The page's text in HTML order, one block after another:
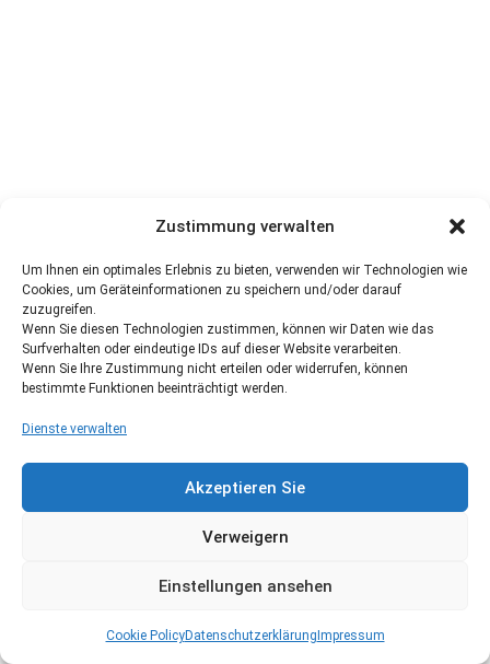
Zustimmung verwalten
Um Ihnen ein optimales Erlebnis zu bieten, verwenden wir Technologien wie
Cookies, um Geräteinformationen zu speichern und/oder darauf
zuzugreifen.
Wenn Sie diesen Technologien zustimmen, können wir Daten wie das
Surfverhalten oder eindeutige IDs auf dieser Website verarbeiten.
Wenn Sie Ihre Zustimmung nicht erteilen oder widerrufen, können
bestimmte Funktionen beeinträchtigt werden.
Dienste verwalten
Akzeptieren Sie
Verweigern
Einstellungen ansehen
Cookie PolicyDatenschutzerklärung Impressum